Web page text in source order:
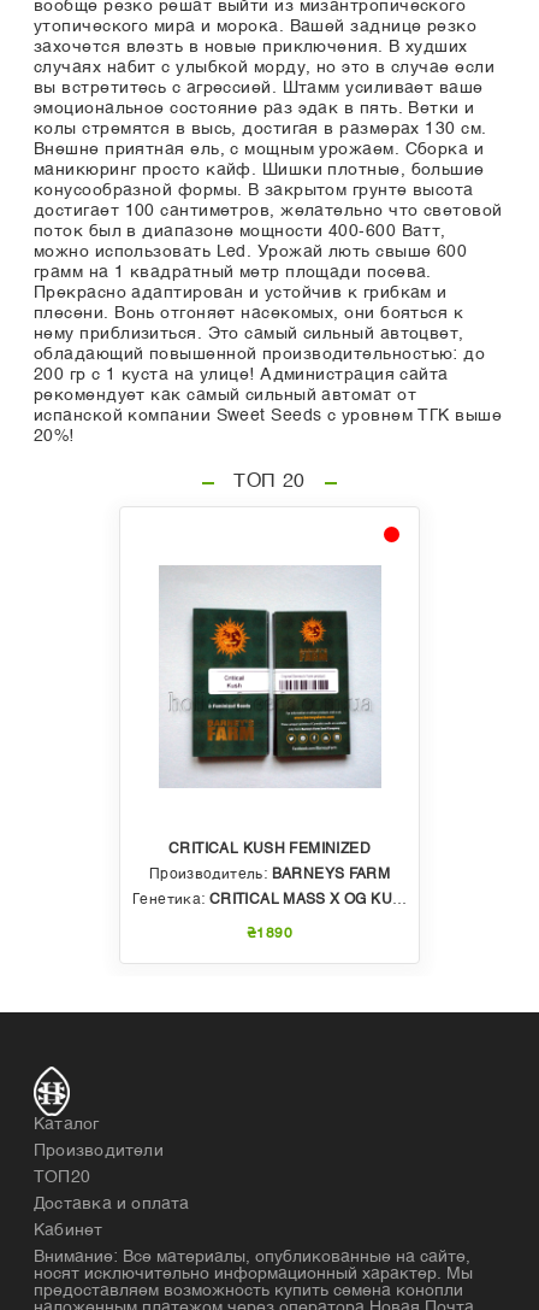
вообще резко решат выйти из мизантропического
утопического мира и морока. Вашей заднице резко
захочется влезть в новые приключения. В худших
случаях набит с улыбкой морду, но это в случае если
вы встретитесь с агрессией. Штамм усиливает ваше
эмоциональное состояние раз эдак в пять. Ветки и
колы стремятся в высь, достигая в размерах 130 см.
Внешне приятная ель, с мощным урожаем. Сборка и
маникюринг просто кайф. Шишки плотные, большие
конусообразной формы. В закрытом грунте высота
достигает 100 сантиметров, желательно что световой
поток был в диапазоне мощности 400-600 Ватт,
можно использовать Led. Урожай лють свыше 600
грамм на 1 квадратный метр площади посева.
Прекрасно адаптирован и устойчив к грибкам и
плесени. Вонь отгоняет насекомых, они бояться к
нему приблизиться. Это самый сильный автоцвет,
обладающий повышенной производительностью: до
200 гр с 1 куста на улице! Администрация сайта
рекомендует как самый сильный автомат от
испанской компании Sweet Seeds с уровнем ТГК выше
20%!
ТОП 20
CRITICAL KUSH FEMINIZED
Производитель: BARNEYS FARM
Генетика: CRITICAL MASS X OG KUSH
₴1890
Каталог
Производители
ТОП20
Доставка и оплата
Кабинет
Внимание: Все материалы, опубликованные на сайте,
носят исключительно информационный характер. Мы
предоставляем возможность купить семена конопли